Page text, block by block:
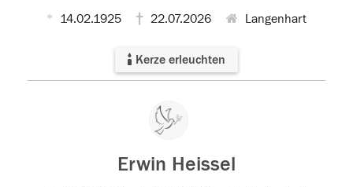
14.02.1925 22.07.2026 Langenhart
Kerze erleuchten
Erwin Heissel